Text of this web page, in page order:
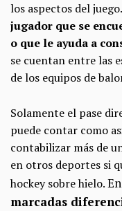
los aspectos del
jugador que se
o que le ayuda a
se cuentan entre las
de los equipos de
Solamente el pase
puede contar como
contabilizar más de
en otros deportes si
hockey sobre hielo.
marcadas